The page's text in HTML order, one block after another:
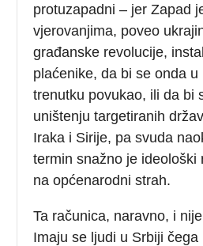
protuzapadni – jer Zapad
vjerovanjima, poveo
građanske revolucije,
plaćenike, da bi se onda u
trenutku povukao, ili da bi
uništenju targetiranih
Iraka i Sirije, pa svuda
termin snažno je ideološki
na općenarodni strah.
Ta računica, naravno, i
Imaju se ljudi u Srbiji